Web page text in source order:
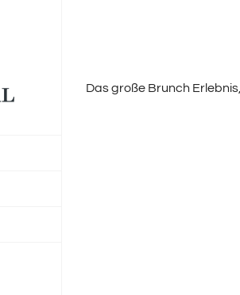
Das große Brunch